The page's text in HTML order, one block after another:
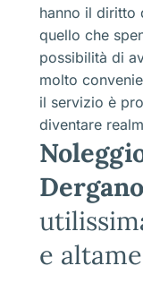
hanno il diritto
quello che
possibilità di
molto
il servizio è
diventare
e